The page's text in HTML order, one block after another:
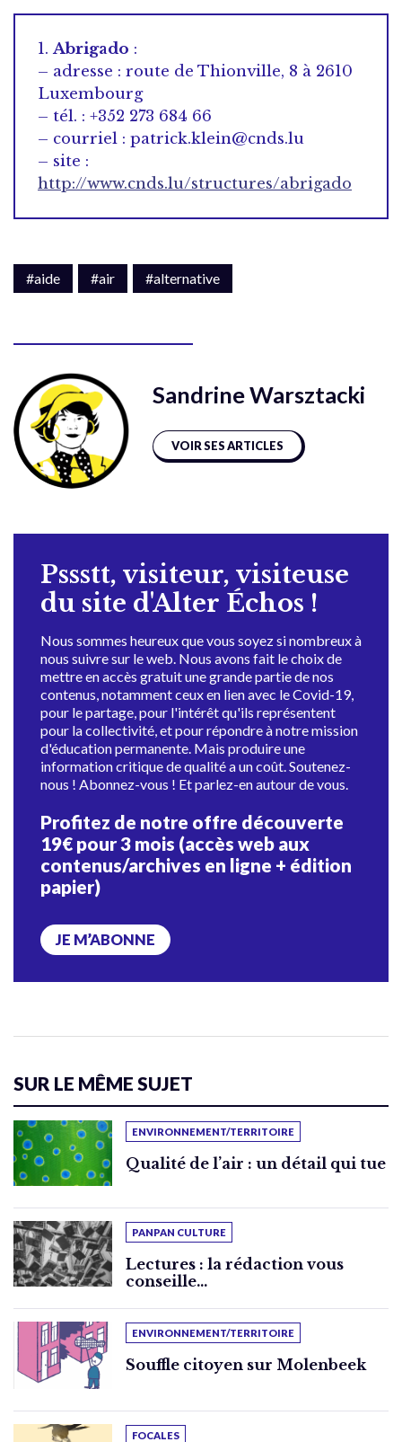
1.Abrigado :
– adresse : route de Thionville, 8 à 2610
Luxembourg
– tél. : +352 273 684 66
– courriel : patrick.klein@cnds.lu
– site :
http://www.cnds.lu/structures/abrigado
#aide #air #alternative
Sandrine Warsztacki
VOIR SES ARTICLES
Pssstt, visiteur, visiteuse
du site d'Alter Échos !
Nous sommes heureux que vous soyez si nombreux à
nous suivre sur le web. Nous avons fait le choix de
mettre en accès gratuit une grande partie de nos
contenus, notamment ceux en lien avec le Covid-19,
pour le partage, pour l'intérêt qu'ils représentent
pour la collectivité, et pour répondre à notre mission
d'éducation permanente. Mais produire une
information critique de qualité a un coût. Soutenez-
nous ! Abonnez-vous ! Et parlez-en autour de vous.
Profitez de notre offre découverte
19€ pour 3 mois (accès web aux
contenus/archives en ligne + édition
papier)
JE M’ABONNE
SUR LE MÊME SUJET
ENVIRONNEMENT/TERRITOIRE
Qualité de l’air : un détail qui tue
PANPAN CULTURE
Lectures : la rédaction vous
conseille…
ENVIRONNEMENT/TERRITOIRE
Souffle citoyen sur Molenbeek
FOCALES